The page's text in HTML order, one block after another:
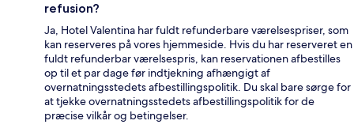
refusion?
Ja, Hotel Valentina har fuldt refunderbare værelsespriser, som
kan reserveres på vores hjemmeside. Hvis du har reserveret en
fuldt refunderbar værelsespris, kan reservationen afbestilles
op til et par dage før indtjekning afhængigt af
overnatningsstedets afbestillingspolitik. Du skal bare sørge for
at tjekke overnatningsstedets afbestillingspolitik for de
præcise vilkår og betingelser.